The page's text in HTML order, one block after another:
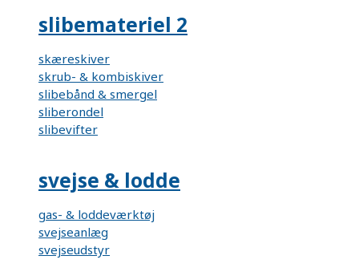
slibemateriel 2
skæreskiver
skrub- & kombiskiver
slibebånd & smergel
sliberondel
slibevifter
svejse & lodde
gas- & loddeværktøj
svejseanlæg
svejseudstyr